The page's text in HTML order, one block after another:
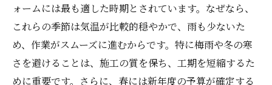
ォームには最も適した時期とされています。なぜなら、
これらの季節は気温が比較的穏やかで、雨も少ないた
め、作業がスムーズに進むからです。特に梅雨や冬の寒
さを避けることは、施工の質を保ち、工期を短縮するた
めに重要です。さらに、春には新年度の予算が確定する